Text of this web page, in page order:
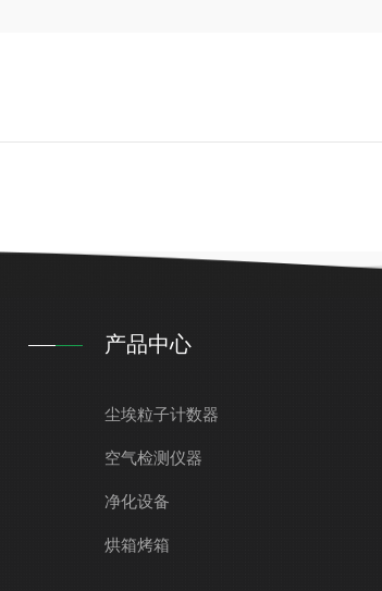
产品中心
尘埃粒子计数器
空气检测仪器
净化设备
烘箱烤箱